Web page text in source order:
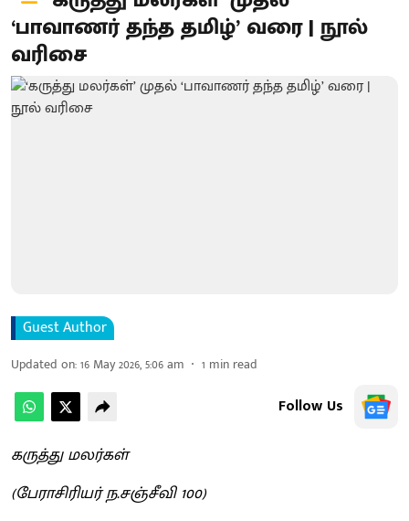
‘பாவாணர் தந்த தமிழ்’ வரை | நூல்
வரிசை
Guest Author
Updated on:16 May 2026, 5:06 am 1 min read
Follow Us
கருத்து மலர்கள்
(பேராசிரியர் ந.சஞ்சீவி 100)